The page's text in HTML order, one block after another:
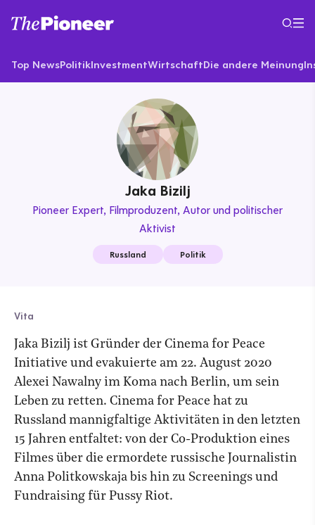
Top NewsPolitikInvestmentWirtschaftDie andere Meinung
Jaka Bizilj
Pioneer Expert Filmproduzent, Autor und politischer
Aktivist
Russland Politik
Vita
Jaka Bizilj ist Gründer der Cinema for Peace
Initiative und evakuierte am 22. August 2020
Alexei Nawalny im Koma nach Berlin, um sein
Leben zu retten. Cinema for Peace hat zu
Russland mannigfaltige Aktivitäten in den letzten
15 Jahren entfaltet: von der Co-Produktion eines
Filmes über die ermordete russische Journalistin
Anna Politkowskaja bis hin zu Screenings und
Fundraising für Pussy Riot.